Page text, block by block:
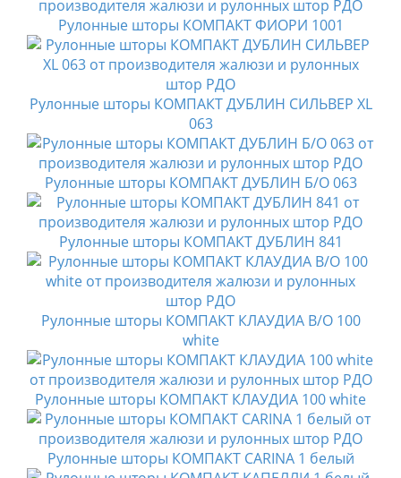
Рулонные шторы КОМПАКТ ФИОРИ 1001
Рулонные шторы КОМПАКТ ДУБЛИН СИЛЬВЕР XL
063
Рулонные шторы КОМПАКТ ДУБЛИН Б/О 063
Рулонные шторы КОМПАКТ ДУБЛИН 841
Рулонные шторы КОМПАКТ КЛАУДИА B/O 100
white
Рулонные шторы КОМПАКТ КЛАУДИА 100 white
Рулонные шторы КОМПАКТ CARINA 1 белый